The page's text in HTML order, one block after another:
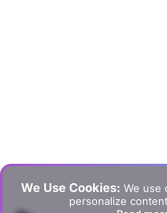
We Use Cookies: We use
personalize